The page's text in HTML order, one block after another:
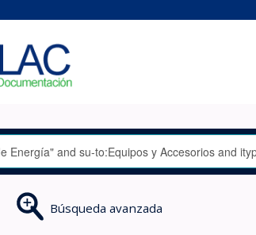
Búsqueda avanzada